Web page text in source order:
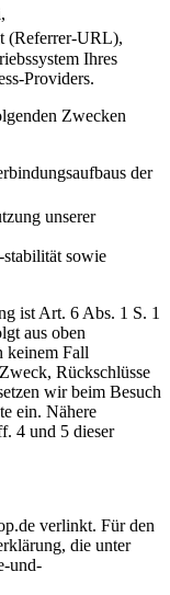
(Referrer-URL),
Ihres
Providers.
Zwecken
der
unserer
sowie
ist Art. 6 Abs. 1 S. 1
aus oben
keinem Fall
Rückschlüsse
wir beim Besuch
ein. Nähere
4 und 5 dieser
verlinkt. Für den
die unter
und-